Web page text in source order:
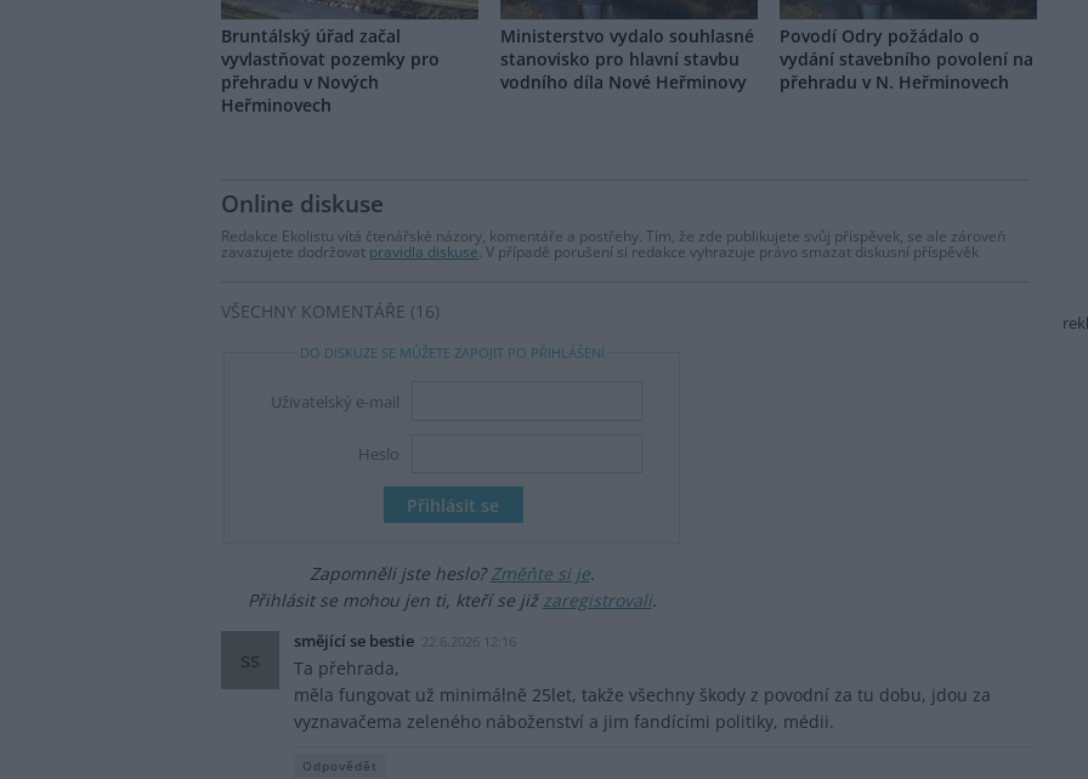
Bruntálský úřad začal
vyvlastňovat pozemky pro
přehradu v Nových
Heřminovech
Ministerstvo vydalo souhlasné
stanovisko pro hlavní stavbu
vodního díla Nové Heřminovy
Povodí Odry požádalo o
vydání stavebního povolení na
přehradu v N. Heřminovech
Online diskuse
Redakce Ekolistu vítá čtenářské názory, komentáře a postřehy. Tím, že zde publikujete svůj příspěvek, se ale zároveň
zavazujete dodržovat pravidla diskuse. V případě porušení si redakce vyhrazuje právo smazat diskusní příspěvěk
VŠECHNY KOMENTÁŘE (16)
DO DISKUZE SE MŮŽETE ZAPOJIT PO PŘIHLÁŠENÍ
Uživatelský e-mail
Heslo
Zapomněli jste heslo?Změňte si je.
Přihlásit se mohou jen ti, kteří se již zaregistrovali.
ss
smějící se bestie 22.6.2026 12:16
Ta přehrada,
měla fungovat už minimálně 25let, takže všechny škody z povodní za tu dobu, jdou za
vyznavačema zeleného náboženství a jim fandícími politiky, médii.
Odpovědět